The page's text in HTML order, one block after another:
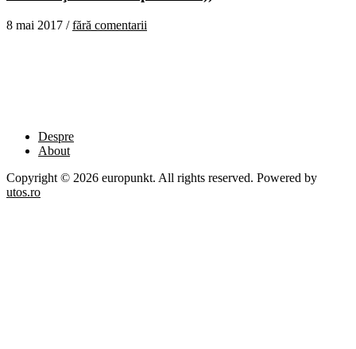
8 mai 2017 /fără comentarii
Despre
About
Copyright © 2026 europunkt. All rights reserved. Powered by
utos.ro